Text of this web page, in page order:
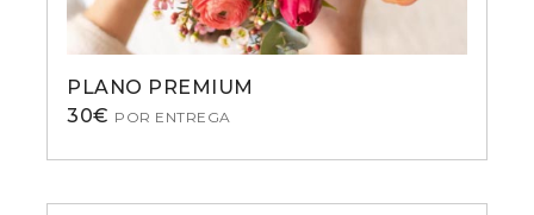
PLANO PREMIUM
30€ POR ENTREGA